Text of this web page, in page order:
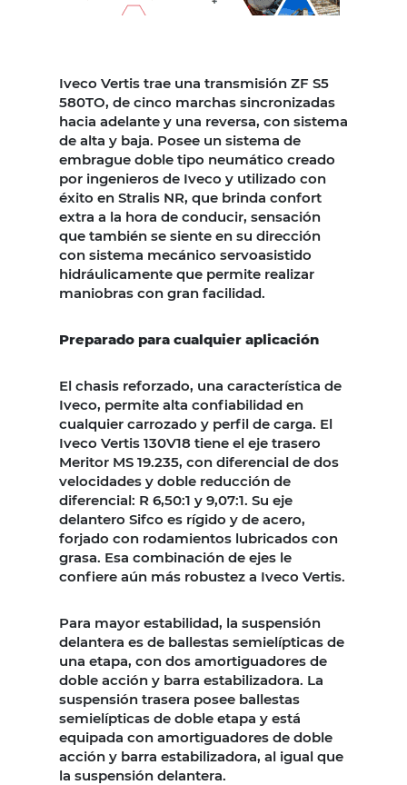
Iveco Vertis trae una transmisión ZF S5
580TO, de cinco marchas sincronizadas
hacia adelante y una reversa, con sistema
de alta y baja. Posee un sistema de
embrague doble tipo neumático creado
por ingenieros de Iveco y utilizado con
éxito en Stralis NR, que brinda confort
extra a la hora de conducir, sensación
que también se siente en su dirección
con sistema mecánico servoasistido
hidráulicamente que permite realizar
maniobras con gran facilidad.
Preparado para cualquier aplicación
El chasis reforzado, una característica de
Iveco, permite alta confiabilidad en
cualquier carrozado y perfil de carga. El
Iveco Vertis 130V18 tiene el eje trasero
Meritor MS 19.235, con diferencial de dos
velocidades y doble reducción de
diferencial: R 6,50:1 y 9,07:1. Su eje
delantero Sifco es rígido y de acero,
forjado con rodamientos lubricados con
grasa. Esa combinación de ejes le
confiere aún más robustez a Iveco Vertis.
Para mayor estabilidad, la suspensión
delantera es de ballestas semielípticas de
una etapa, con dos amortiguadores de
doble acción y barra estabilizadora. La
suspensión trasera posee ballestas
semielípticas de doble etapa y está
equipada con amortiguadores de doble
acción y barra estabilizadora, al igual que
la suspensión delantera.